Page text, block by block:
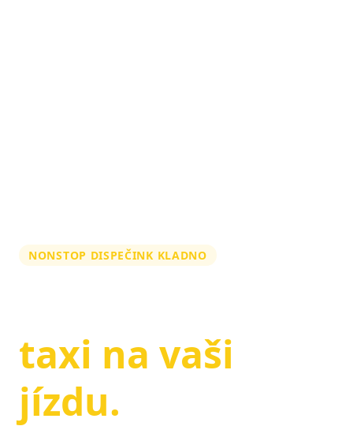
NONSTOP DISPEČINK KLADNO
taxi na vaši
jízdu.